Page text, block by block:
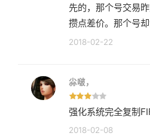
先的，那个号交易
攒点差价。那个号却
2018-02-22
尛啵，
强化系统完全复制
2018-02-08